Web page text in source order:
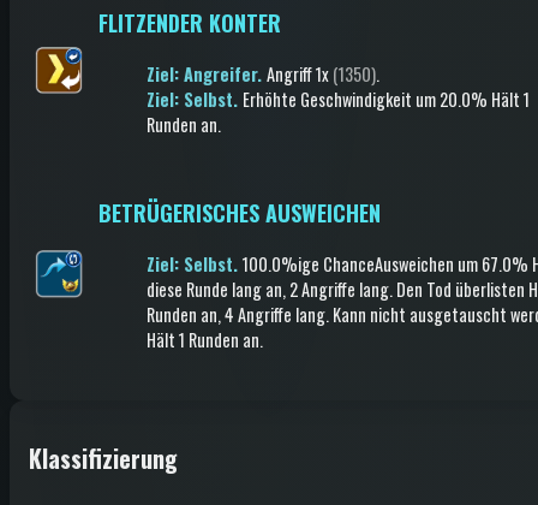
FLITZENDER KONTER
Ziel: Angreifer.Angriff1x(1350).
Ziel: Selbst. Erhöhte Geschwindigkeit um 20.0% Hält 1
Runden an.
BETRÜGERISCHES AUSWEICHEN
Ziel: Selbst.100.0%ige ChanceAusweichen um 67.0%
diese Runde lang an, 2 Angriffe lang.Den Tod überlisten
Runden an, 4 Angriffe lang.Kann nicht ausgetauscht
Hält 1 Runden an.
Klassifizierung